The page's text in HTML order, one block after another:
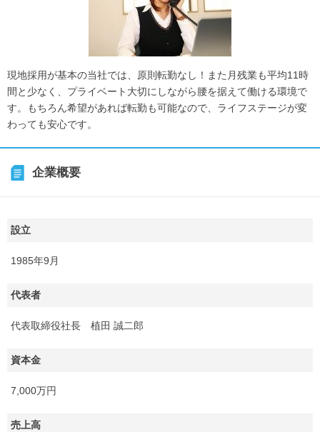
現地採用が基本の当社では、原則転勤なし！また月残業も平均11時
間と少なく、プライベート大切にしながら腰を据えて働ける環境で
す。もちろん希望があれば転勤も可能なので、ライフステージが変
わっても安心です。
企業概要
設立
1985年9月
代表者
代表取締役社長 植田 誠二郎
資本金
7,000万円
売上高